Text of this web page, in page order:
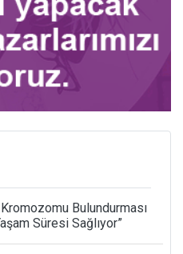
Kromozomu Bulundurması
Süresi Sağlıyor”